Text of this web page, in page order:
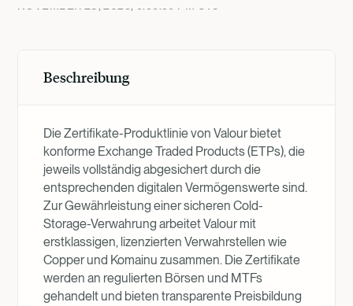
Beschreibung
Die Zertifikate-Produktlinie von Valour bietet
konforme Exchange Traded Products (ETPs), die
jeweils vollständig abgesichert durch die
entsprechenden digitalen Vermögenswerte sind.
Zur Gewährleistung einer sicheren Cold-
Storage-Verwahrung arbeitet Valour mit
erstklassigen, lizenzierten Verwahrstellen wie
Copper und Komainu zusammen. Die Zertifikate
werden an regulierten Börsen und MTFs
gehandelt und bieten transparente Preisbildung